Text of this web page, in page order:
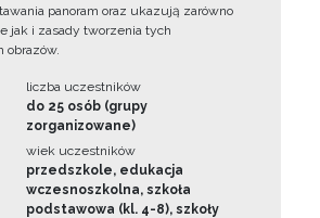
panoram oraz ukazują zarówno
jak i zasady tworzenia tych
obrazów.
liczba uczestników
do 25 osób (grupy
zorganizowane)
wiek uczestników
przedszkole, edukacja
wczesnoszkolna, szkoła
podstawowa (kl. 4-8), szkoły